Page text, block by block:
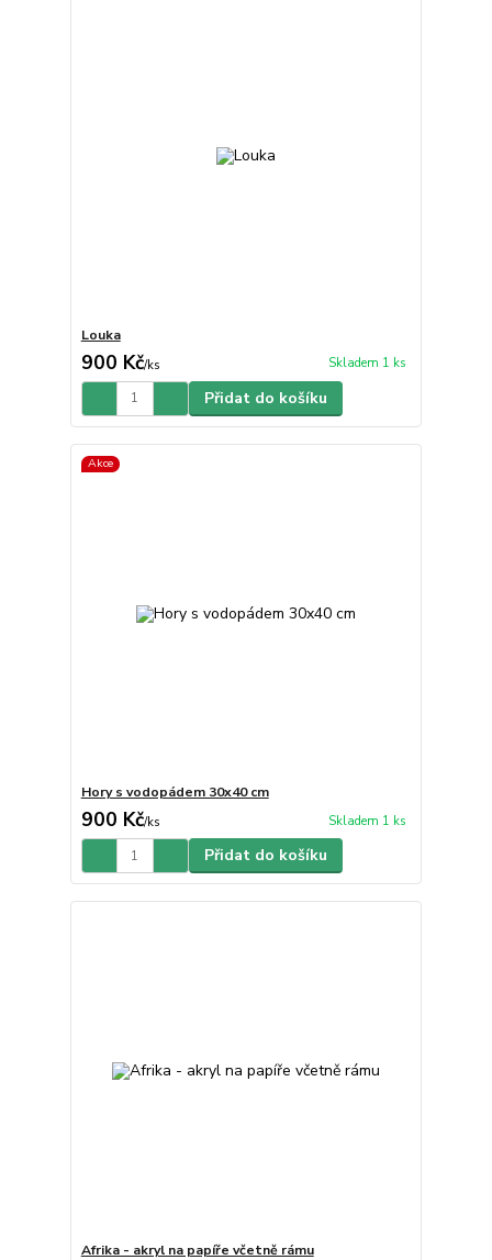
Louka
900 Kč/ks Skladem 1 ks
Přidat do košíku
Akce
Hory s vodopádem 30x40 cm
900 Kč/ks Skladem 1 ks
Přidat do košíku
Afrika - akryl na papíře včetně rámu